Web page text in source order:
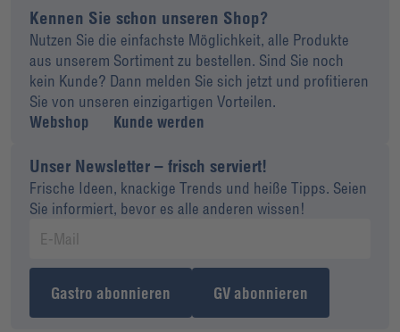
Kennen Sie schon unseren Shop?
Nutzen Sie die einfachste Möglichkeit, alle Produkte
aus unserem Sortiment zu bestellen. Sind Sie noch
kein Kunde? Dann melden Sie sich jetzt und profitieren
Sie von unseren einzigartigen Vorteilen.
Webshop
Kunde werden
Unser Newsletter – frisch serviert!
Frische Ideen, knackige Trends und heiße Tipps. Seien
Sie informiert, bevor es alle anderen wissen!
Gastro abonnieren GV abonnieren